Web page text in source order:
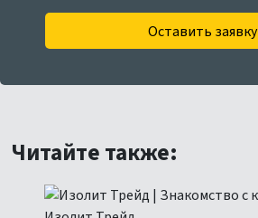
Оставить заявку
Читайте также: